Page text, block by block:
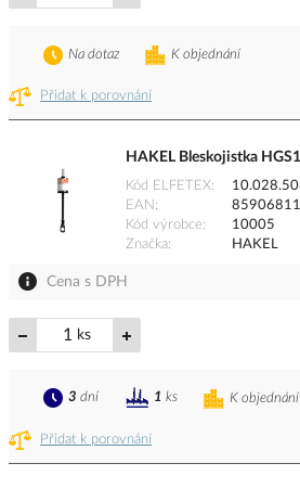
Přidat k porovnání
K objednání
Na dotaz
HAKEL Bleskojistka
Kód ELFETEX
EAN
Kód výrobce
10005
Značka
HAKEL
Cena s DPH
ks
Přidat k porovnání
K objednání
3 dní 1 ks